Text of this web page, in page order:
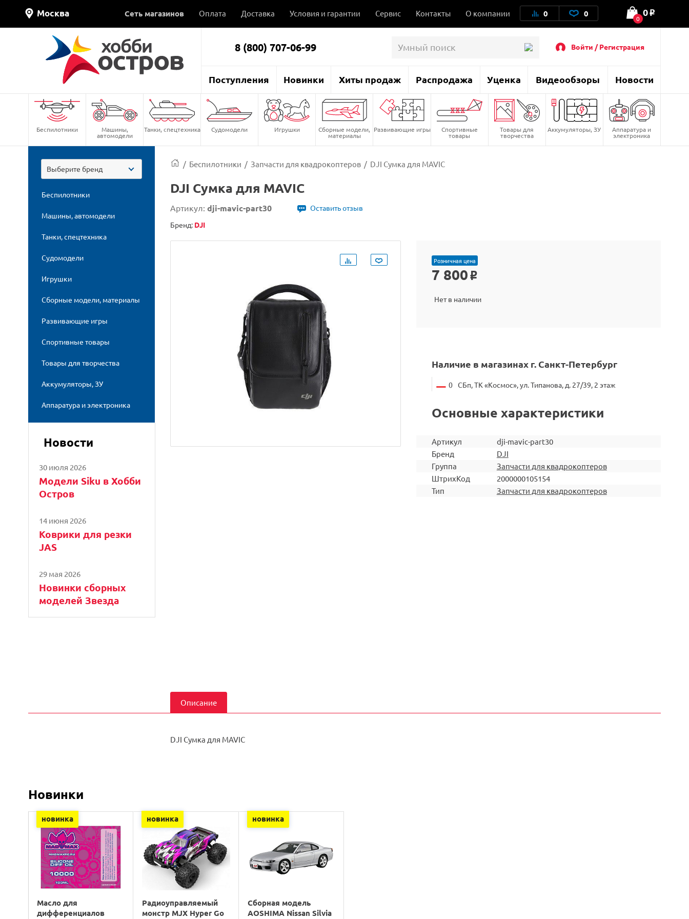
Москва Сеть магазинов Оплата Доставка Условия и гарантии Сервис Контакты О компании 0 0 0
0 o
8 (800) 707-06-99 Войти / Регистрация
Поступления Новинки Хиты продаж Распродажа Уценка Видеообзоры Новости
Беспилотники Машины,
автомодели
Танки, спецтехника Судомодели Игрушки Сборные модели,
материалы
Развивающие игры Спортивные
товары
Товары для
творчества
Аккумуляторы, ЗУ Аппаратура и
электроника
Выберите бренд
Беспилотники
Машины, автомодели
Танки, спецтехника
Судомодели
Игрушки
Сборные модели, материалы
Развивающие игры
Спортивные товары
Товары для творчества
Аккумуляторы, ЗУ
Аппаратура и электроника
Новости
30 июля 2026
Модели Siku в Хобби
Остров
14 июня 2026
Коврики для резки
JAS
29 мая 2026
Новинки сборных
моделей Звезда
/ Беспилотники / Запчасти для квадрокоптеров / DJI Сумка для MAVIC
DJI Сумка для MAVIC
Артикул: dji-mavic-part30
Оставить отзыв
Бренд: DJI
Розничная цена
7 800 o
Нет в наличии
Наличие в магазинах г. Санкт-Петербург
0 СБп, ТК «Космос», ул. Типанова, д. 27/39, 2 этаж
Основные характеристики
Артикул
dji-mavic-part30
Бренд
DJI
Группа
Запчасти для квадрокоптеров
ШтрихКод
2000000105154
Тип
Запчасти для квадрокоптеров
Описание
DJI Сумка для MAVIC
Новинки
новинка
Масло для
дифференциалов
новинка
Радиоуправляемый
монстр MJX Hyper Go
новинка
Сборная модель
AOSHIMA Nissan Silvia